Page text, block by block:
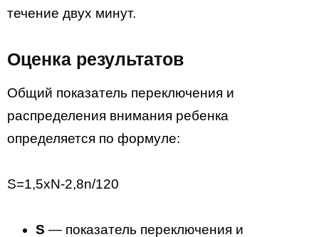
течение двух минут.
Оценка результатов
Общий показатель переключения и
распределения внимания ребенка
определяется по формуле:
S=1,5xN-2,8n/120
S — показатель переключения и